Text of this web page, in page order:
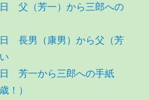
父（芳一）から三郎への
長男（康男）から父（芳
日 芳一から三郎への手紙
！）